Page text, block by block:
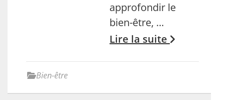
approfondir le
bien-être, …
Lire la suite
Bien-être